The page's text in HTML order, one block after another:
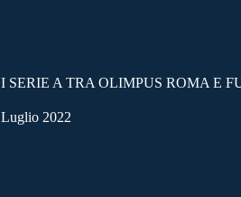
SERIE A TRA OLIMPUS ROMA E
2022